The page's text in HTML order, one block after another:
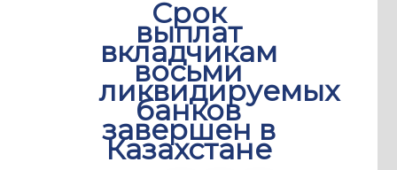
Срок
выплат
вкладчикам
восьми
ликвидируемых
банков
завершен в
Казахстане